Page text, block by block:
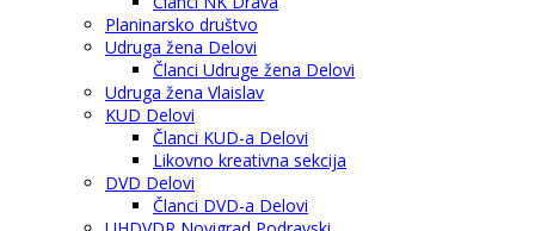
Planinarsko društvo
Udruga žena Delovi
Članci Udruge žena Delovi
Udruga žena Vlaislav
KUD Delovi
Članci KUD-a Delovi
Likovno kreativna sekcija
DVD Delovi
Članci DVD-a Delovi